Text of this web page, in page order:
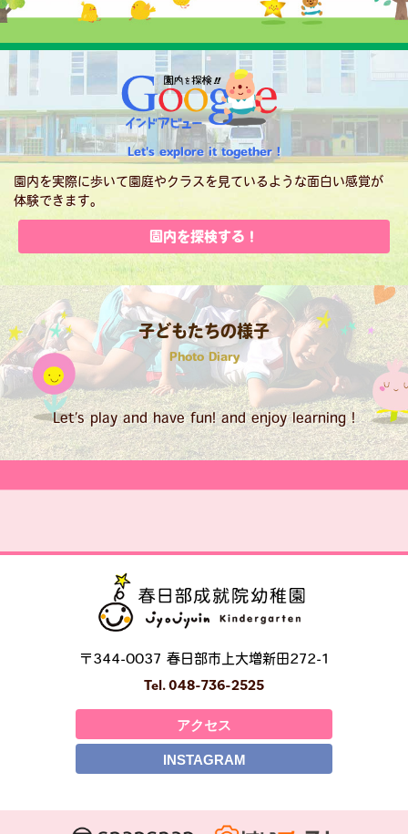
Let's explore it together !
園内を実際に歩いて園庭やクラスを見ているような面白い感覚が
体験できます。
園内を探検する！
子どもたちの様子
Photo Diary
Let’s play and have fun! and enjoy learning !
〒344-0037 春日部市上大増新田272-1
Tel. 048-736-2525
アクセス
INSTAGRAM